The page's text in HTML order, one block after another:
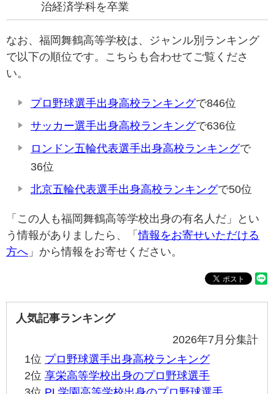
治経済学科を卒業
なお、福岡舞鶴高等学校は、ジャンル別ランキング
で以下の順位です。こちらも合わせてご覧くださ
い。
プロ野球選手出身高校ランキングで846位
サッカー選手出身高校ランキングで636位
ロンドン五輪代表選手出身高校ランキングで
36位
北京五輪代表選手出身高校ランキングで50位
「この人も福岡舞鶴高等学校出身の有名人だ」とい
う情報がありましたら、「情報をお寄せいただける
方へ 」から情報をお寄せください。
人気記事ランキング
2026年7月分集計
1位 プロ野球選手出身高校ランキング
2位 享栄高等学校出身のプロ野球選手